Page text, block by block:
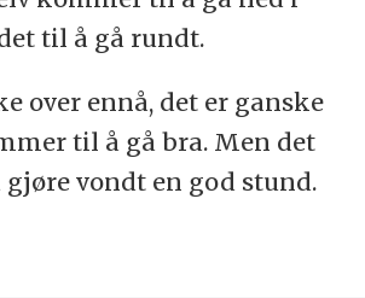
til å gå rundt.
over ennå, det er ganske
til å gå bra. Men det
vondt en god stund.